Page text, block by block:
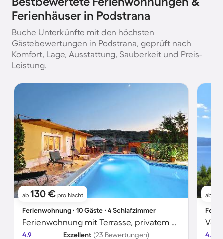
Ferienhäuser in Podstrana
Buche Unterkünfte mit den höchsten
Gästebewertungen in Podstrana, geprüft nach
Komfort, Lage, Ausstattung, Sauberkeit und Preis-
Leistung.
ab 130 € pro Nacht
Ferienwohnung ∙ 10 Gäste ∙ 4 Schlafzimmer
Ferienwohnung mit Terrasse, privatem Pool und Grill | Naturblick
4.9 Exzellent (23 Bewertungen)
ab
4.7